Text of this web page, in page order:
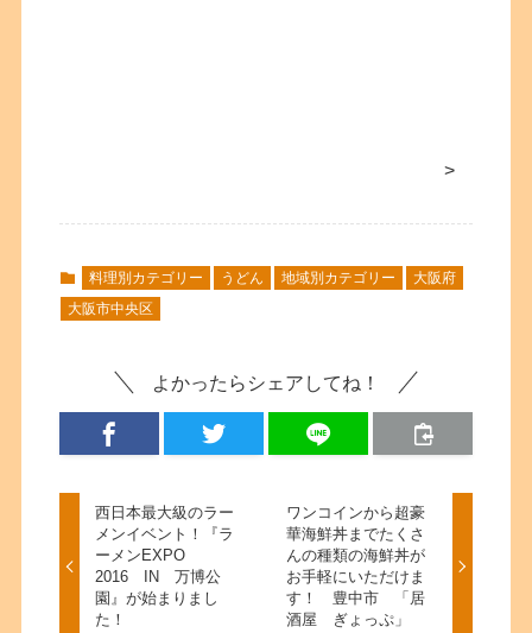
>
料理別カテゴリー うどん 地域別カテゴリー
大阪府
大阪市中央区
よかったらシェアしてね！
西日本最大級のラー
メンイベント！『ラ
ーメンEXPO
2016 IN 万博公
園』が始まりまし
た！
ワンコインから超豪
華海鮮丼までたくさ
んの種類の海鮮丼が
お手軽にいただけま
す！ 豊中市 「居
酒屋 ぎょっぷ」